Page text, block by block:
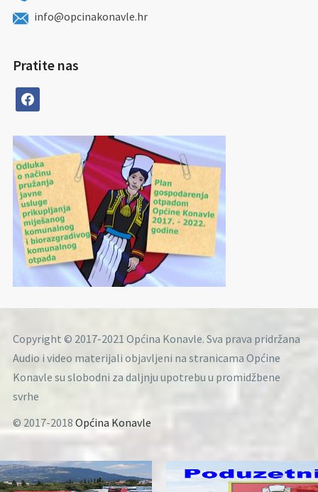
info@opcinakonavle.hr
Pratite nas
facebook
Copyright © 2017-2021 Općina Konavle. Sva prava pridržana
Audio i video materijali objavljeni na stranicama Općine
Konavle su slobodni za daljnju upotrebu u promidžbene
svrhe
© 2017-2018 Općina Konavle